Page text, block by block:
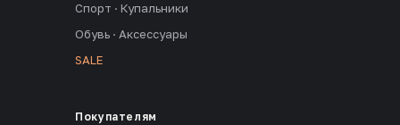
Спорт · Купальники
Обувь · Аксессуары
SALE
Покупателям